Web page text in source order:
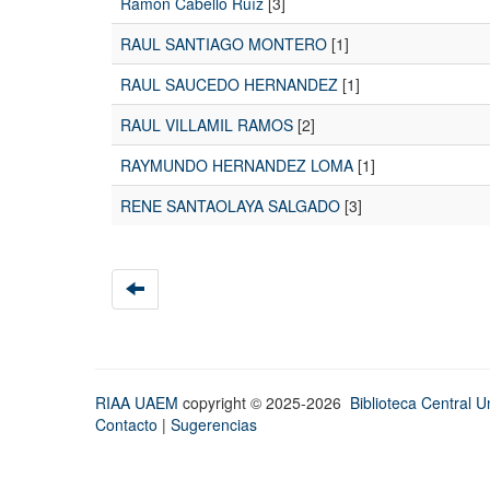
RAUL SANTIAGO MONTERO [1]
RAUL SAUCEDO HERNANDEZ [1]
RAUL VILLAMIL RAMOS [2]
RAYMUNDO HERNANDEZ LOMA [1]
RENE SANTAOLAYA SALGADO [3]
RIAA UAEM copyright © 2025-2026 Biblioteca Central
Contacto | Sugerencias